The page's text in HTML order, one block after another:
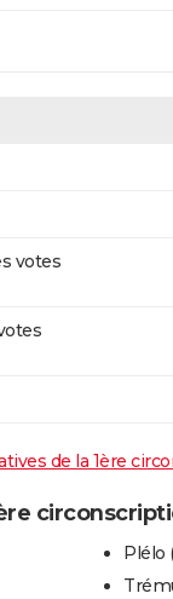
votes
de la 1ère
Plélo